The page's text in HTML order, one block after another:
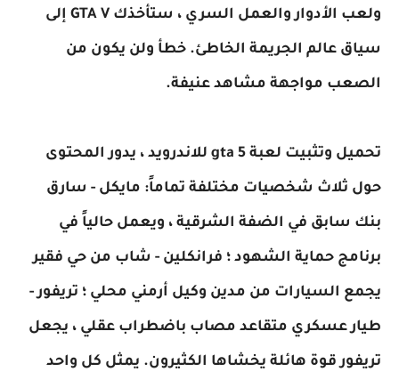
ولعب الأدوار والعمل السري ، ستأخذك GTA V إلى
سياق عالم الجريمة الخاطئ. خطأ ولن يكون من
الصعب مواجهة مشاهد عنيفة.
تحميل وتثبيت لعبة gta 5 للاندرويد ، يدور المحتوى
حول ثلاث شخصيات مختلفة تماماً: مايكل - سارق
بنك سابق في الضفة الشرقية ، ويعمل حالياً في
برنامج حماية الشهود ؛ فرانكلين - شاب من حي فقير
يجمع السيارات من مدين وكيل أرمني محلي ؛ تريفور -
طيار عسكري متقاعد مصاب باضطراب عقلي ، يجعل
تريفور قوة هائلة يخشاها الكثيرون. يمثل كل واحد